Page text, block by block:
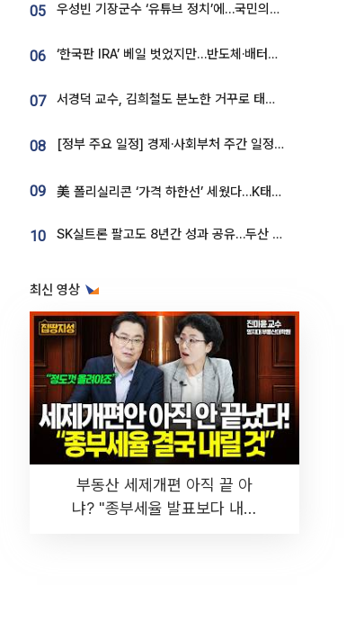
05 우성빈 기장군수 ‘유튜브 정치’에…국민의힘 군의원들 집단 반발
06 ‘한국판 IRA’ 베일 벗었지만…반도체·배터리 업계 “시행령이 관건”
07 서경덕 교수, 김희철도 분노한 거꾸로 태극기⋯"엉터리는 아냐, 아쉬울 뿐"
08 [정부 주요 일정] 경제·사회부처 주간 일정 (8월 10일 ~ 8월 14일)
09 美 폴리실리콘 ‘가격 하한선’ 세웠다…K태양광 수혜 기대
10 SK실트론 팔고도 8년간 성과 공유…두산 인수대금 2.3조가 끝 아냐
최신 영상
부동산 세제개편 아직 끝 아
냐? "종부세율 발표보다 내릴